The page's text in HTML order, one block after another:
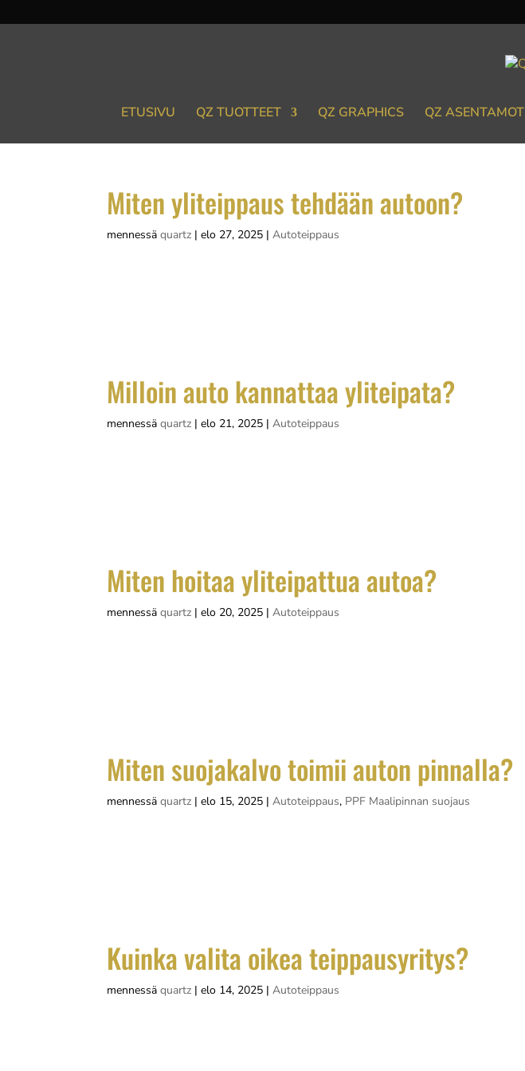
ETUSIVU QZ TUOTTEET QZ GRAPHICS QZ ASENTAMOT
Miten yliteippaus tehdään autoon?
mennessäquartz |elo 27, 2025 |Autoteippaus
Milloin auto kannattaa yliteipata?
mennessäquartz |elo 21, 2025 |Autoteippaus
Miten hoitaa yliteipattua autoa?
mennessäquartz |elo 20, 2025 |Autoteippaus
Miten suojakalvo toimii auton pinnalla?
mennessäquartz |elo 15, 2025 |Autoteippaus, PPF Maalipinnan suojaus
Kuinka valita oikea teippausyritys?
mennessäquartz |elo 14, 2025 |Autoteippaus